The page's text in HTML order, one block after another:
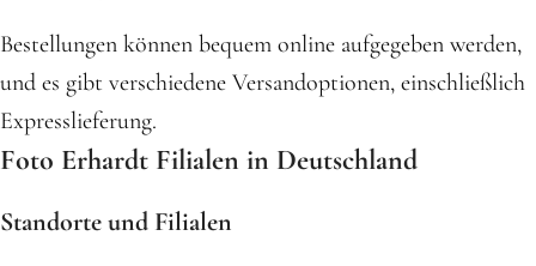
Bestellungen können bequem online aufgegeben werden,
und es gibt verschiedene Versandoptionen, einschließlich
Expresslieferung.
Foto Erhardt Filialen in Deutschland
Standorte und Filialen